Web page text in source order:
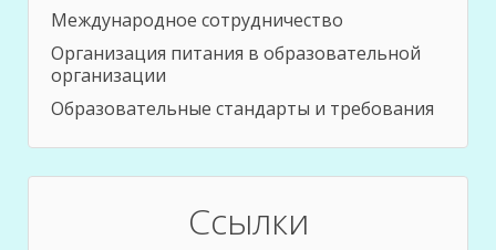
Международное сотрудничество
Организация питания в образовательной
организации
Образовательные стандарты и требования
Ссылки